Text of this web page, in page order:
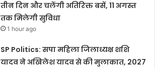
तीन दिन और चलेंगी अतिरिक्त बसें, 11 अगस्त
तक मिलेगी सुविधा
1 hour ago
SP Politics: सपा महिला जिलाध्यक्ष शशि
यादव ने अखिलेश यादव से की मुलाकात, 2027